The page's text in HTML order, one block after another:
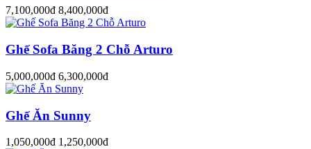
7,100,000đ 8,400,000đ
Ghế Sofa Băng 2 Chỗ Arturo
5,000,000đ 6,300,000đ
Ghế Ăn Sunny
1,050,000đ 1,250,000đ